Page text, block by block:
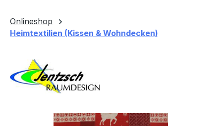
Onlineshop
Heimtextilien (Kissen & Wohndecken)
Bildergalerie überspringen